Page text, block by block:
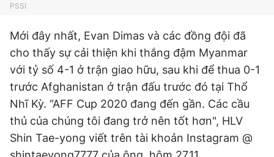
Giấy phép xuất bản số 110/GP - BTTTT cấp ngày 24.3.2020
chép dưới mọi hình thức nếu không có sự chấp thuận bằng văn
bản. Phát triển bởi ePi Technologies, JSC.
PSSI
Mới đây nhất, Evan Dimas và các đồng đội đã
cho thấy sự cải thiện khi thắng đậm Myanmar
với tỷ số 4-1 ở trận giao hữu, sau khi để thua 0-1
trước Afghanistan ở trận đấu trước đó tại Thổ
Nhĩ Kỳ. “AFF Cup 2020 đang đến gần. Các cầu
thủ của chúng tôi đang trở nên tốt hơn", HLV
Shin Tae-yong viết trên tài khoản Instagram @